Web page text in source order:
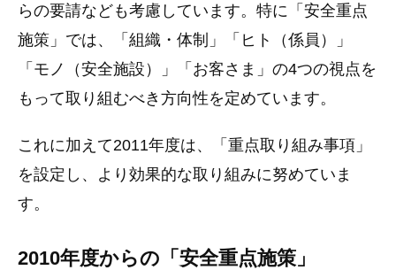
らの要請なども考慮しています。特に「安全重点
施策」では、「組織・体制」「ヒト（係員）」
「モノ（安全施設）」「お客さま」の4つの視点を
もって取り組むべき方向性を定めています。
これに加えて2011年度は、「重点取り組み事項」
を設定し、より効果的な取り組みに努めていま
す。
2010年度からの「安全重点施策」